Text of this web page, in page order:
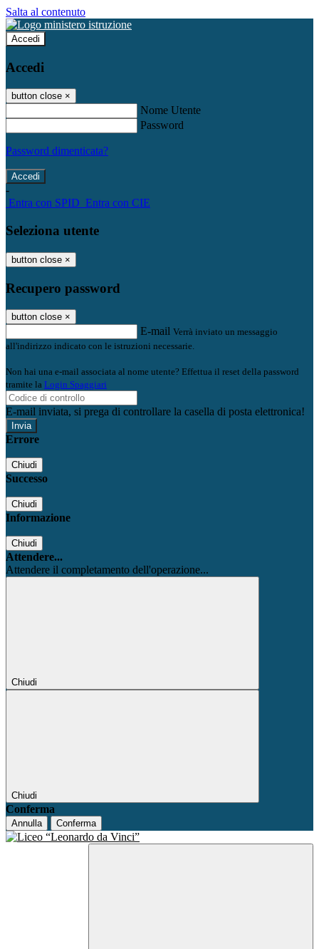
Salta al contenuto
Accedi
Accedi
button close ×
Nome Utente
Password
Password dimenticata?
-
Entra con SPID Entra con CIE
Seleziona utente
button close ×
Recupero password
button close ×
E-mail Verrà inviato un messaggio
all'indirizzo indicato con le istruzioni necessarie.
Non hai una e-mail associata al nome utente? Effettua il reset della password
tramite la Login Spaggiari
E-mail inviata, si prega di controllare la casella di posta elettronica!
Errore
Chiudi
Successo
Chiudi
Informazione
Chiudi
Attendere...
Attendere il completamento dell'operazione...
Chiudi
Chiudi
Conferma
Annulla Conferma